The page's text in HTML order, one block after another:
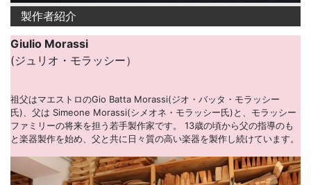
製作者紹介
Giulio Morassi
(ジュリオ・モラッシー）
祖父はマエストロのGio Batta Morassi(ジオ・バッタ・モラッシー
氏)、父は Simeone Morassi(シメオネ・モラッシー氏)と、モラッシー
ファミリーの将来を担う若手製作家です。 13歳の頃から父の指導のも
と楽器製作を始め、父と共に日々質の高い楽器を製作し続けています。